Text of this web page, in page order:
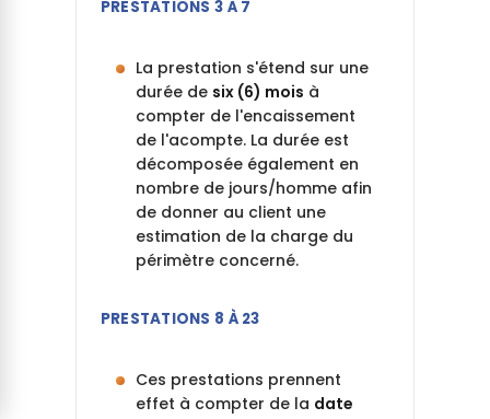
PRESTATIONS 3 À 7
La prestation s'étend sur une
durée de six (6) mois à
compter de l'encaissement
de l'acompte. La durée est
décomposée également en
nombre de jours/homme afin
de donner au client une
estimation de la charge du
périmètre concerné.
PRESTATIONS 8 À 23
Ces prestations prennent
effet à compter de la date